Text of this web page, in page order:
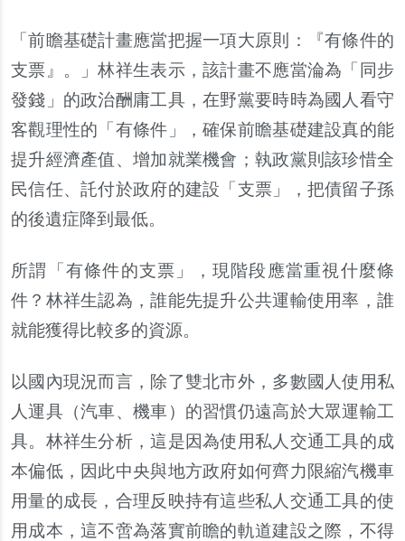
「前瞻基礎計畫應當把握一項大原則：『有條件的
支票』。」林祥生表示，該計畫不應當淪為「同步
發錢」的政治酬庸工具，在野黨要時時為國人看守
客觀理性的「有條件」，確保前瞻基礎建設真的能
提升經濟產值、增加就業機會；執政黨則該珍惜全
民信任、託付於政府的建設「支票」，把債留子孫
的後遺症降到最低。
所謂「有條件的支票」，現階段應當重視什麼條
件？林祥生認為，誰能先提升公共運輸使用率，誰
就能獲得比較多的資源。
以國內現況而言，除了雙北市外，多數國人使用私
人運具（汽車、機車）的習慣仍遠高於大眾運輸工
具。林祥生分析，這是因為使用私人交通工具的成
本偏低，因此中央與地方政府如何齊力限縮汽機車
用量的成長，合理反映持有這些私人交通工具的使
用成本，這不啻為落實前瞻的軌道建設之際，不得